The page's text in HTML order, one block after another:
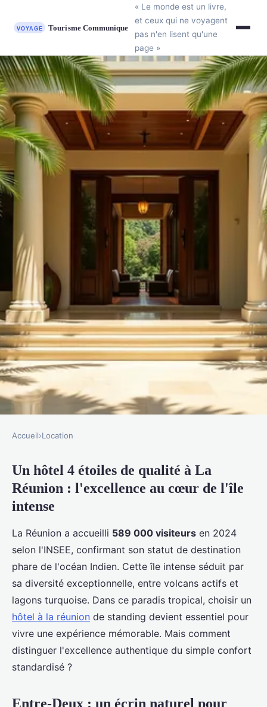
« Le monde est un livre,
et ceux qui ne voyagent
pas n'en lisent qu'une
page »
Découvrez le dimitile hôtel &
spa : votre oasis 4 étoiles à la
réunion
Salomé•16 décembre 2025•7 min de lecture
Accueil›Location
Un hôtel 4 étoiles de qualité à La
Réunion : l'excellence au cœur de l'île
intense
La Réunion a accueilli 589 000 visiteurs en 2024
selon l'INSEE, confirmant son statut de destination
phare de l'océan Indien. Cette île intense séduit par
sa diversité exceptionnelle, entre volcans actifs et
lagons turquoise. Dans ce paradis tropical, choisir un
hôtel à la réunion de standing devient essentiel pour
vivre une expérience mémorable. Mais comment
distinguer l'excellence authentique du simple confort
standardisé ?
Entre-Deux : un écrin naturel pour